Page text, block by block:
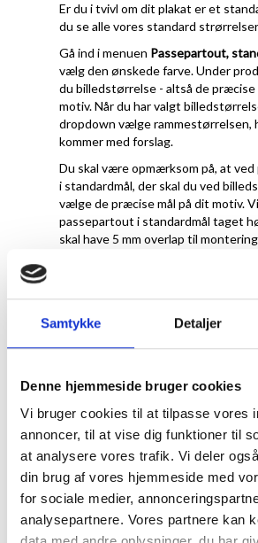
Samtykke Detaljer
Denne hjemmeside bruger cookies
Vi bruger cookies til at tilpasse vores
annoncer, til at vise dig funktioner til
at analysere vores trafik. Vi deler
din brug af vores hjemmeside med
for sociale medier,
analysepartnere. Vores partnere kan
Er du i tvivl om dit plakat er et
du se alle vores standard strørrelser
Gå ind i menuen Passepartout,
vælg den ønskede farve. Under
du billedstørrelse - altså de præcise
motiv. Når du har valgt
dropdown vælge rammestørrelsen,
kommer med forslag.
Du skal være opmærksom på, at
i standardmål, der skal du ved
vælge de præcise mål på dit motiv.
passepartout i standardmål taget
skal have 5 mm overlap til
Hvilken farve